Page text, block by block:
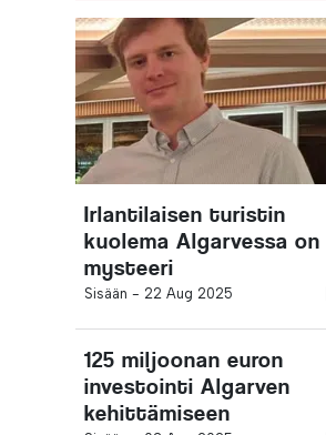
Irlantilaisen turistin
kuolema Algarvessa on
mysteeri
Sisään - 22 Aug 2025
125 miljoonan euron
investointi Algarven
kehittämiseen